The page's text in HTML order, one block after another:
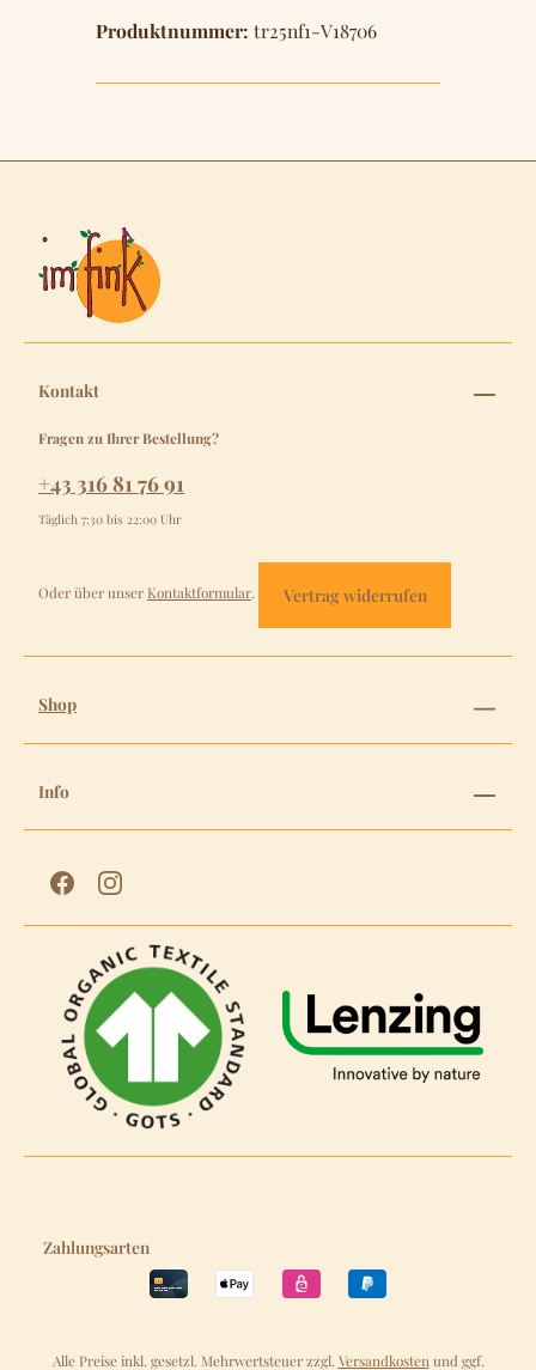
Produktnummer: tr25nf1-V18706
Kontakt
Fragen zu Ihrer Bestellung?
+43 316 81 76 91
Täglich 7:30 bis 22:00 Uhr
Oder über unser Kontaktformular. Vertrag widerrufen
Shop
Info
Zahlungsarten
Alle Preise inkl. gesetzl. Mehrwertsteuer zzgl. Versandkosten und ggf.